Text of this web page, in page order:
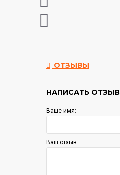
ОТЗЫВЫ
НАПИСАТЬ ОТЗЫВ
Ваше имя:
Ваш отзыв: